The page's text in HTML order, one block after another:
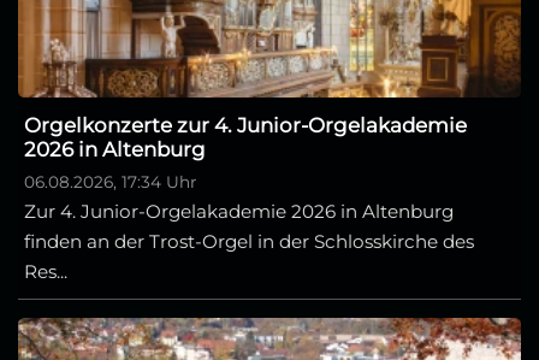
Orgelkonzerte zur 4. Junior-Orgelakademie
2026 in Altenburg
06.08.2026, 17:34 Uhr
Zur 4. Junior-Orgelakademie 2026 in Altenburg
finden an der Trost-Orgel in der Schlosskirche des
Res...